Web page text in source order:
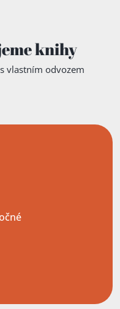
knihy
vlastním odvozem